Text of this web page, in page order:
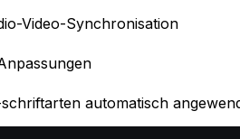
Video-Synchronisation
automatisch